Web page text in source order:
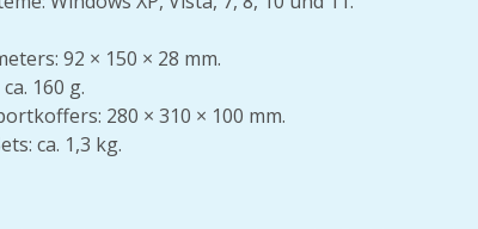
92 × 150 × 28 mm.
160 g.
280 × 310 × 100 mm.
ca. 1,3 kg.